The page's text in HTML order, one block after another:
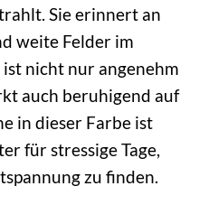
Sie erinnert an
weite Felder im
nicht nur angenehm
auch beruhigend auf
in dieser Farbe ist
für stressige Tage,
zu finden.